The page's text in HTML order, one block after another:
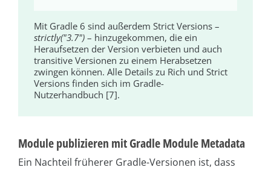
Mit Gradle 6 sind außerdem Strict Versions –
strictly("3.7")– hinzugekommen, die ein
Heraufsetzen der Version verbieten und auch
transitive Versionen zu einem Herabsetzen
zwingen können. Alle Details zu Rich und Strict
Versions finden sich im Gradle-
Nutzerhandbuch [7].
Module publizieren mit Gradle Module Metadata
Ein Nachteil früherer Gradle-Versionen ist, dass